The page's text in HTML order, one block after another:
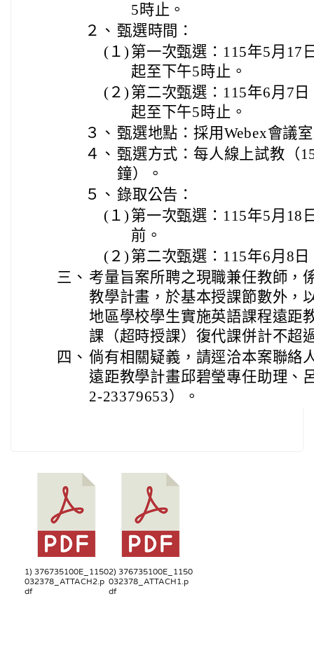
5時止。
２、 甄選時間：
(１) 第一次甄選：115年5月17
起至下午5時止。
(２) 第二次甄選：115年6月7
起至下午5時止。
３、 甄選地點：採用Webex會議
４、 甄選方式：每人線上試教（
鐘）。
５、 錄取公告：
(１) 第一次甄選：115年5月18
前。
(２) 第二次甄選：115年6月8
三、 考量旨案所聘之現職兼任教師，
教學計畫，於基本授課節數外，
地區學校學生實施英語課程遠距
課（超時授課）復代課併計不超
四、 倘有相關疑義，請逕洽本案聯絡
遠距教學計畫邱碧瑩專任助理、
2-23379653）。
1) 376735100E_1150
032378_ATTACH2.p
df
2) 376735100E_1150
032378_ATTACH1.p
df